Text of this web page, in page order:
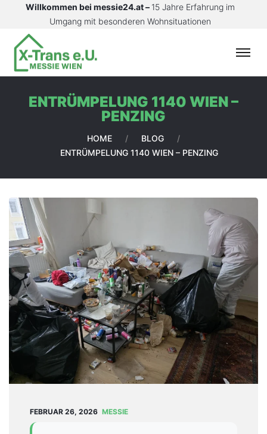
Willkommen bei messie24.at – 15 Jahre Erfahrung im
Umgang mit besonderen Wohnsituationen
S
T
L
E
I
T
U
N
G
E
N
L
ENTRÜMPELUNG 1140 WIEN –
PENZING
HOME / BLOG
/
ENTRÜMPELUNG 1140 WIEN – PENZING
FEBRUAR 26, 2026 MESSIE